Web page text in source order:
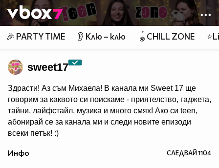
Member of
👾
🎉 PARTY TIME 👂 Клю – клю 🪀CHILL ZONE
sweet17
Здрасти! Аз съм Михаела! В канала ми Sweet 17 ще
говорим за каквото си поискаме - приятелство, гаджета,
тайни, лайфстайл, музика и много смях! Ако си teen,
абонирай се за канала ми и следи новите епизоди
всеки петък! :)
Инфо СЛЕДВАЙ1104